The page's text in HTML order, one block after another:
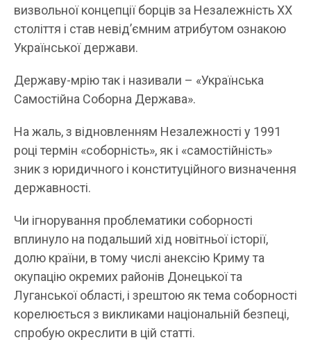
визвольної концепції борців за Незалежність XX
століття і став невід’ємним атрибутом ознакою
Української держави.
Державу-мрію так і називали – «Українська
Самостійна Соборна Держава».
На жаль, з відновленням Незалежності у 1991
році термін «соборність», як і «самостійність»
зник з юридичного і конституційного визначення
державності.
Чи ігнорування проблематики соборності
вплинуло на подальший хід новітньої історії,
долю країни, в тому числі анексію Криму та
окупацію окремих районів Донецької та
Луганської області, і зрештою як тема соборності
корелюється з викликами національній безпеці,
спробую окреслити в цій статті.